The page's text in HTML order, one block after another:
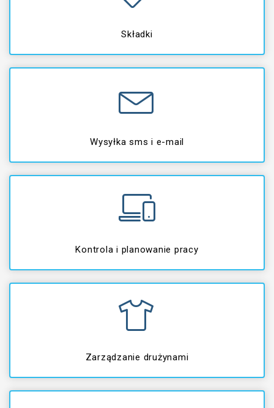
Składki
Wysyłka sms i e-mail
Kontrola i planowanie pracy
Zarządzanie drużynami